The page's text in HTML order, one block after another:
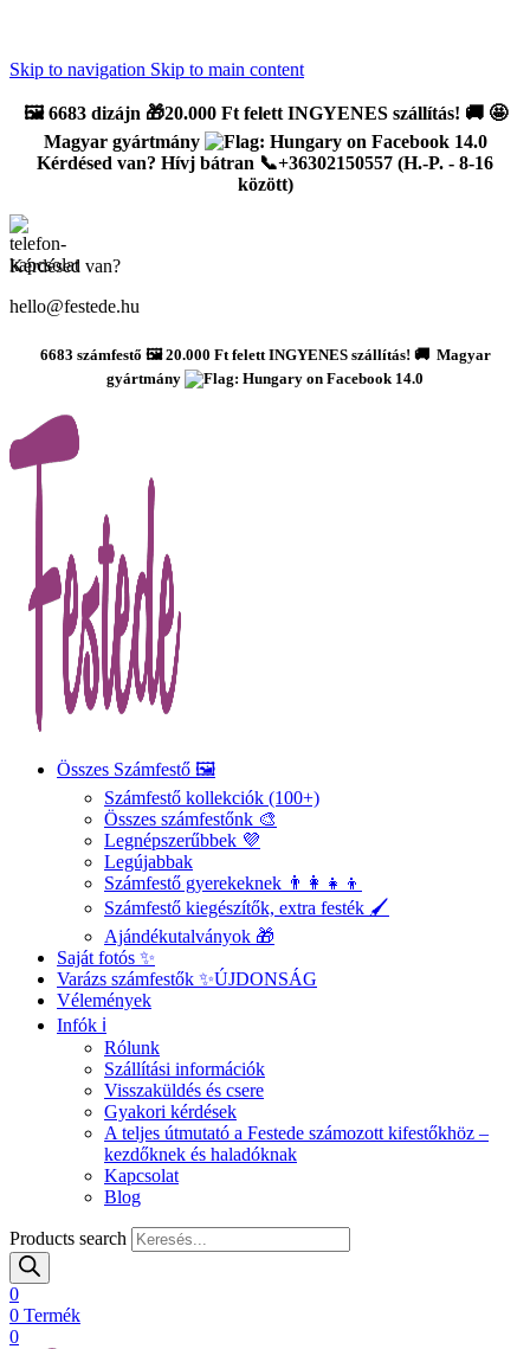
Skip to navigation Skip to main content
🖼️6683 dizájn 🎁20.000 Ft felett INGYENES szállítás! 🚚 🤩
Magyar gyártmány
Kérdésed van? Hívj bátran 📞+36302150557 (H.-P. - 8-16
között)
Kérdésed van?
hello@festede.hu
6683 számfestő 🖼️ 20.000 Ft felett INGYENES szállítás! 🚚 Magyar
gyártmány
Összes Számfestő 🖼️
Számfestő kollekciók (100+)
Összes számfestőnk 🎨
Legnépszerűbbek 💜
Legújabbak
Számfestő gyerekeknek 👨‍👩‍👧‍👦
Számfestő kiegészítők, extra festék 🖌️
Ajándékutalványok 🎁
Saját fotós ✨
Varázs számfestők ✨ÚJDONSÁG
Vélemények
Infók ℹ️
Rólunk
Szállítási információk
Visszaküldés és csere
Gyakori kérdések
A teljes útmutató a Festede számozott kifestőkhöz –
kezdőknek és haladóknak
Kapcsolat
Blog
Products search
0
0 Termék
0